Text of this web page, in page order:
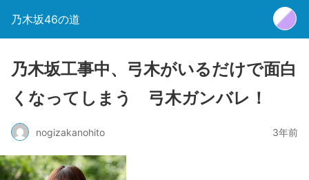
乃木坂46の道
乃木坂工事中、弓木がいるだけで面白
くなってしまう 弓木ガンバレ！
nogizakanohito 3年前